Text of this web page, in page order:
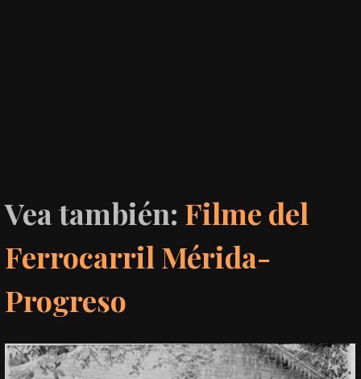
Vea también: Filme del
Ferrocarril Mérida-
Progreso